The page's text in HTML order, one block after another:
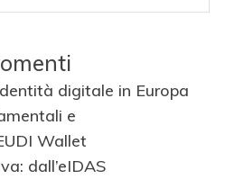
digitale in Europa
e
Wallet
dall’eIDAS